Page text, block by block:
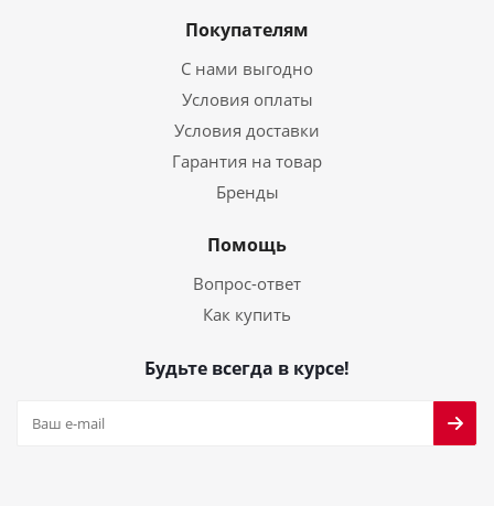
Покупателям
С нами выгодно
Условия оплаты
Условия доставки
Гарантия на товар
Бренды
Помощь
Вопрос-ответ
Как купить
Будьте всегда в курсе!